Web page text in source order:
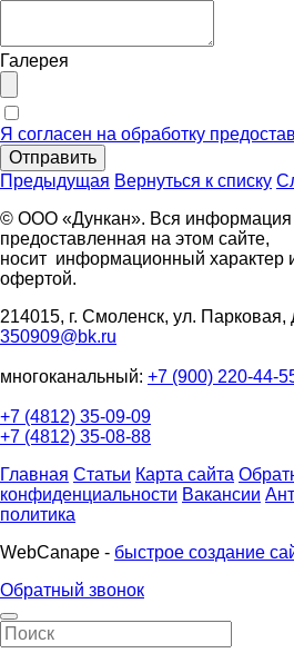
Галерея
Я согласен на обработку
Отправить
Предыдущая Вернуться к списку
© ООО «Дункан». Вся информация
предоставленная на этом сайте,
носит информационный характер
офертой.
214015, г. Смоленск, ул. Парковая,
350909@bk.ru
многоканальный: +7 (900) 220-44-
+7 (4812) 35-09-09
+7 (4812) 35-08-88
Главная Статьи Карта сайта
конфиденциальности Вакансии
политика
WebCanape - быстрое создание
Обратный звонок